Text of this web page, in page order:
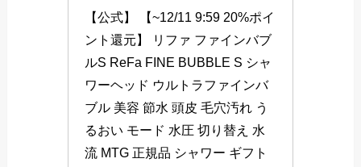
【公式】 【~12/11 9:59 20%ポイ
ント還元】 リファ ファインバブ
ルS ReFa FINE BUBBLE S シャ
ワーヘッド ウルトラファインバ
ブル 美容 節水 頭皮 毛穴汚れ う
るおい モード 水圧 切り替え 水
流 MTG 正規品 シャワー ギフト